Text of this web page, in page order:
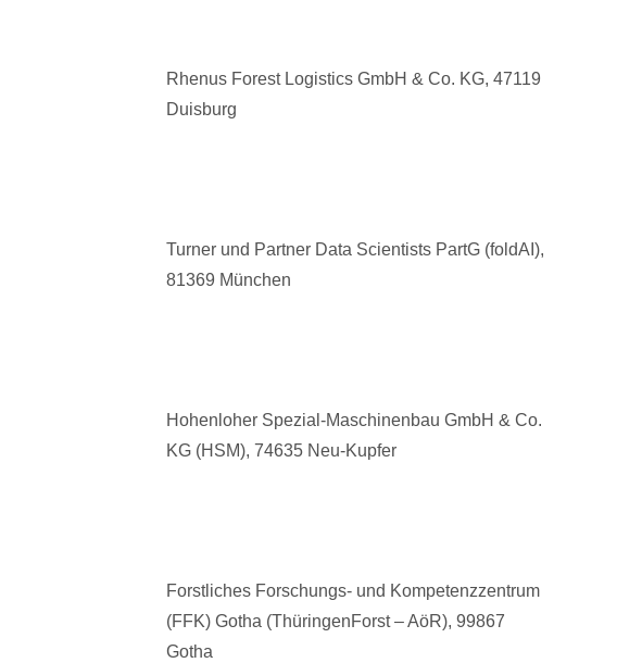
Rhenus Forest Logistics GmbH & Co. KG, 47119
Duisburg
Turner und Partner Data Scientists PartG (foldAI),
81369 München
Hohenloher Spezial-Maschinenbau GmbH & Co.
KG (HSM), 74635 Neu-Kupfer
Forstliches Forschungs- und Kompetenzzentrum
(FFK) Gotha (ThüringenForst – AöR), 99867
Gotha